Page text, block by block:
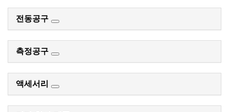
전동공구
측정공구
액세서리